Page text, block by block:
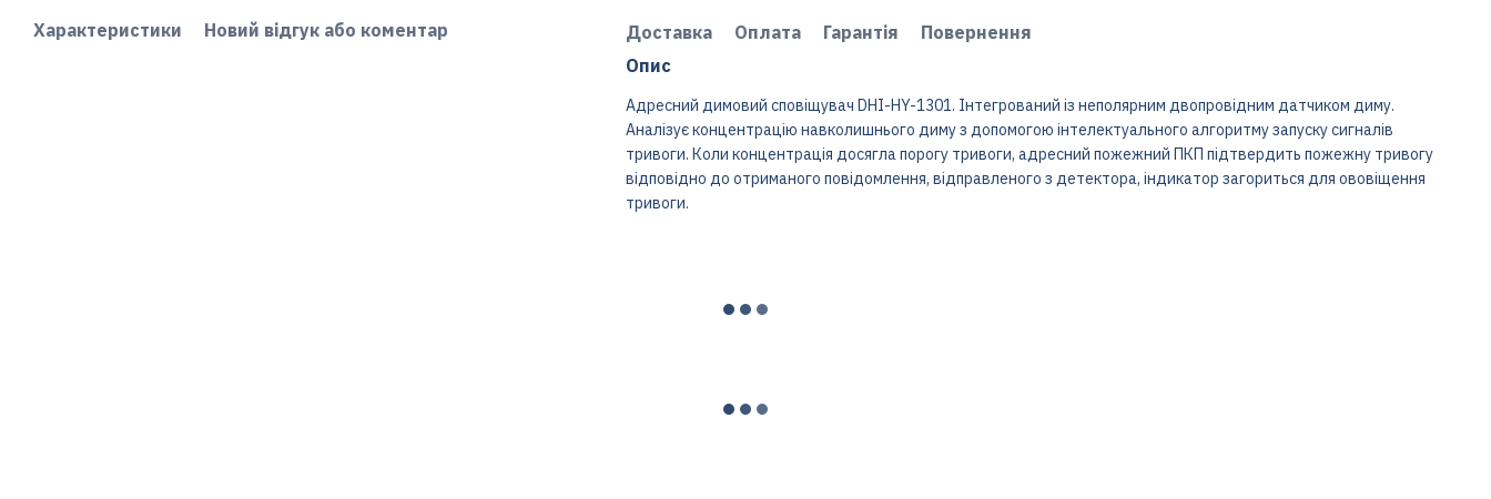
Характеристики Новий відгук або коментар Доставка Оплата Гарантія
Повернення
Опис
Адресний димовий сповіщувач DHI-HY-1301. Інтегрований із неполярним двопровідним датчиком диму.
Аналізує концентрацію навколишнього диму з допомогою інтелектуального алгоритму запуску сигналів
тривоги. Коли концентрація досягла порогу тривоги, адресний пожежний ПКП підтвердить пожежну тривогу
відповідно до отриманого повідомлення, відправленого з детектора, індикатор загориться для ововіщення
тривоги.